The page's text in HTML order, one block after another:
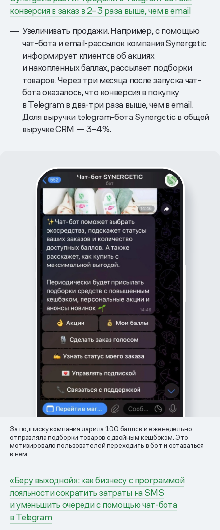
конверсия в заказ в 2–3 раза выше, чем в email
Увеличивать продажи. Например, с помощью
чат-бота и email-рассылок компания Synergetic
информирует клиентов об акциях
и накопленных баллах, рассылает подборки
товаров. Через три месяца после запуска чат-
бота оказалось, что конверсия в покупку
в Telegram в два-три раза выше, чем в email.
Доля выручки telegram-бота Synergetic в общей
выручке CRM — 3–4%.
За подписку компания дарила 100 баллов и еженедельно
отправляла подборки товаров с двойным кешбэком. Это
мотивировало пользователей переходить в бот и оставаться
в нем
«Беру выходной»: как бизнесу с программой
лояльности сократить затраты на SMS
и уменьшить очереди с помощью чат-бота
в Telegram